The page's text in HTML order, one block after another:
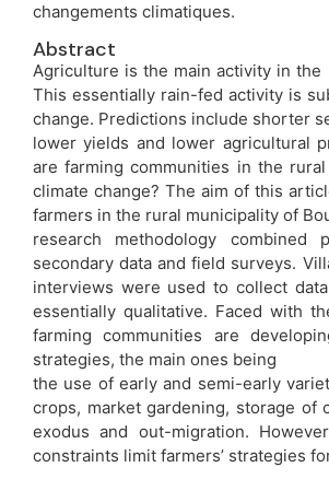
changements climatiques.
Abstract
Agriculture is the main activity in
This essentially rain-fed activity is
change. Predictions include shorter
lower yields and lower agricultural
are farming communities in the
climate change? The aim of this
farmers in the rural municipality of
research methodology
secondary data and field surveys.
interviews were used to collect
essentially qualitative. Faced with
farming communities are
strategies, the main ones being
the use of early and semi-early
crops, market gardening, storage
exodus and out-migration.
constraints limit farmers’ strategies